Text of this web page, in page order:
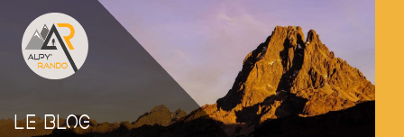
Le blog